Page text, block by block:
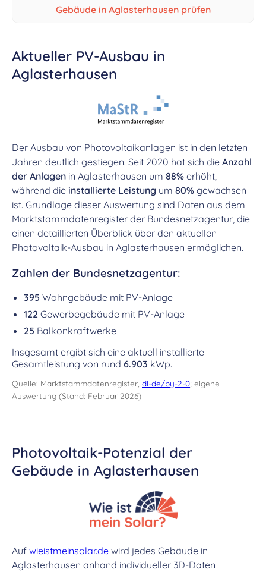
Gebäude in Aglasterhausen prüfen
Aktueller PV-Ausbau in
Aglasterhausen
Der Ausbau von Photovoltaikanlagen ist in den letzten
Jahren deutlich gestiegen. Seit 2020 hat sich die Anzahl
der Anlagen in Aglasterhausen um 88% erhöht,
während die installierte Leistung um 80% gewachsen
ist. Grundlage dieser Auswertung sind Daten aus dem
Marktstammdatenregister der Bundesnetzagentur, die
einen detaillierten Überblick über den aktuellen
Photovoltaik-Ausbau in Aglasterhausen ermöglichen.
Zahlen der Bundesnetzagentur:
395 Wohngebäude mit PV-Anlage
122 Gewerbegebäude mit PV-Anlage
25 Balkonkraftwerke
Insgesamt ergibt sich eine aktuell installierte
Gesamtleistung von rund 6.903 kWp.
Quelle: Marktstammdatenregister, dl-de/by-2-0; eigene
Auswertung (Stand: Februar 2026)
Photovoltaik-Potenzial der
Gebäude in Aglasterhausen
Auf wieistmeinsolar.de wird jedes Gebäude in
Aglasterhausen anhand individueller 3D-Daten